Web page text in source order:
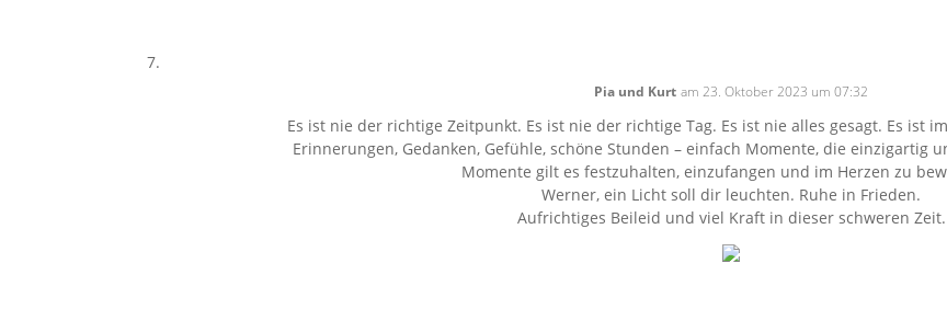
Pia und Kurt am 23. Oktober 2023 um 07:32
Es ist nie der richtige Zeitpunkt. Es ist nie der richtige Tag. Es ist nie alles gesagt. Es ist
Erinnerungen, Gedanken, Gefühle, schöne Stunden – einfach Momente, die einzigartig
Momente gilt es festzuhalten, einzufangen und im Herzen zu
Werner, ein Licht soll dir leuchten. Ruhe in Frieden.
Aufrichtiges Beileid und viel Kraft in dieser schweren Zeit.